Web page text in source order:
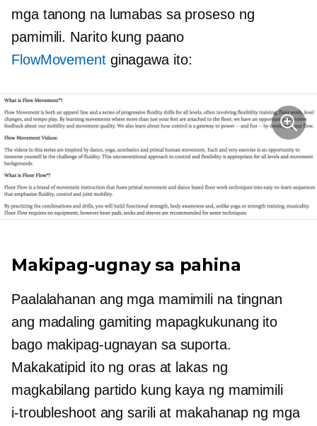
mga tanong na lumabas sa proseso ng
pamimili. Narito kung paano
FlowMovementginagawa ito:
Makipag-ugnay sa pahina
Paalalahanan ang mga mamimili na tingnan
ang madaling gamiting mapagkukunang ito
bago makipag-ugnayan sa suporta.
Makakatipid ito ng oras at lakas ng
magkabilang partido kung kaya ng mamimili
i-troubleshoot ang sariliat makahanap ng mga